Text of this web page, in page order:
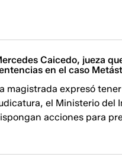
Caicedo, jueza
en el caso
magistrada expresó
el Ministerio del
acciones para